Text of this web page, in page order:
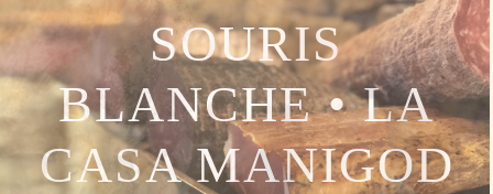
SOURIS
BLANCHE • LA
CASA MANIGOD